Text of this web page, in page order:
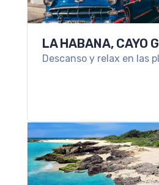
LA HABANA, CAYO
Descanso y relax en las